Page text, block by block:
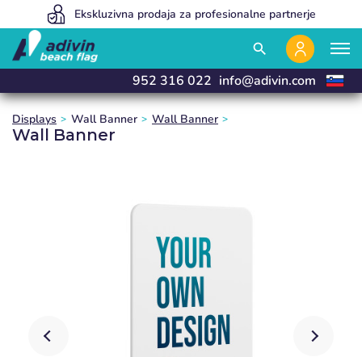
Izdelujemo in dostavimo v 24 urah
Ekskluzivna prodaja za profesionalne partnerje
Our prices are so low because we sell 100% online
search
952 316 022 info@adivin.com
Displays Wall Banner Wall Banner
Wall Banner